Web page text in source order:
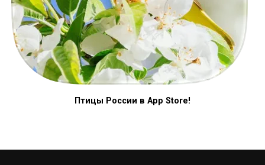
Птицы России в App Store!